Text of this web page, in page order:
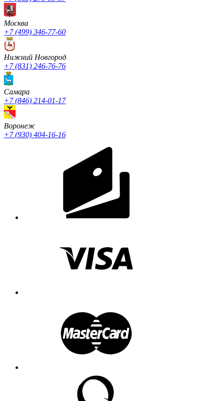
Москва
+7 (499) 346-77-60
Нижний Новгород
+7 (831) 246-76-76
Cамара
+7 (846) 214-01-17
Воронеж
+7 (930) 404-16-16